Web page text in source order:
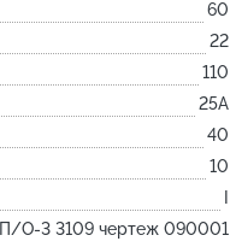
60
22
110
25А
40
10
П/О-3 3109 чертеж 090001